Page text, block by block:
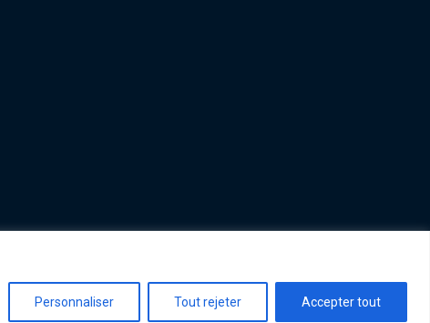
Personnaliser Tout rejeter Accepter tout
CONCEPTION WEB